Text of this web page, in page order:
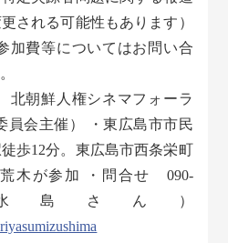
される可能性もあります）
加費等についてはお問い合
朝鮮人権シネマフォーラ
員会主催） ・東広島市市民
歩12分。東広島市西条栄町
木が参加 ・問合せ 090-
水島さん）